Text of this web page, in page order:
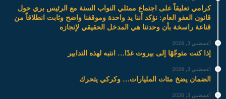
كرامي تعليقاً على اجتماع ممثلي النواب السنة مع الرئيس بري حول
قانون العفو العام: نؤكد أننا يد واحدة وموقفنا واضح وثابت انطلاقاً من
قناعة راسخة بأن وحدتنا هي المدخل الحقيقي لإنجازه
أغسطس 3, 2026
إذا كنت متوجّهًا إلى بيروت غدًا… انتبه لهذه التدابير
أغسطس 3, 2026
الضمان يضخ مئات المليارات… وكركي يتحرك
أغسطس 3, 2026